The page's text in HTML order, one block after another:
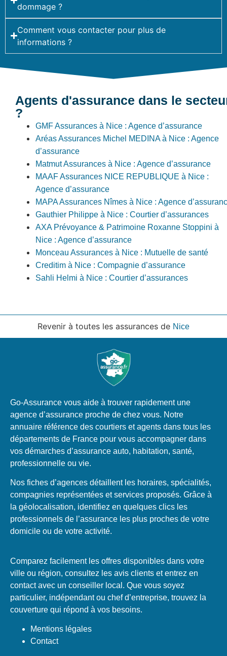
dommage ?
Comment vous contacter pour plus de
informations ?
Agents d'assurance dans le
?
GMF Assurances à Nice : Agence d’assurance
Aréas Assurances Michel MEDINA à Nice : Agence
d’assurance
Matmut Assurances à Nice : Agence d’assurance
MAAF Assurances NICE REPUBLIQUE à Nice :
Agence d’assurance
MAPA Assurances Nîmes à Nice : Agence
Gauthier Philippe à Nice : Courtier d’assurances
AXA Prévoyance & Patrimoine Roxanne Stoppini à
Nice : Agence d’assurance
Monceau Assurances à Nice : Mutuelle de santé
Creditim à Nice : Compagnie d’assurance
Sahli Helmi à Nice : Courtier d’assurances
Revenir à toutes les assurances de Nice
Go-Assurance vous aide à trouver rapidement une
agence d’assurance proche de chez vous. Notre
annuaire référence des courtiers et agents dans tous les
départements de France pour vous accompagner dans
vos démarches d’assurance auto, habitation, santé,
professionnelle ou vie.
Nos fiches d’agences détaillent les horaires, spécialités,
compagnies représentées et services proposés. Grâce à
la géolocalisation, identifiez en quelques clics les
professionnels de l’assurance les plus proches de votre
domicile ou de votre activité.
Comparez facilement les offres disponibles dans votre
ville ou région, consultez les avis clients et entrez en
contact avec un conseiller local. Que vous soyez
particulier, indépendant ou chef d’entreprise, trouvez la
couverture qui répond à vos besoins.
Mentions légales
Contact